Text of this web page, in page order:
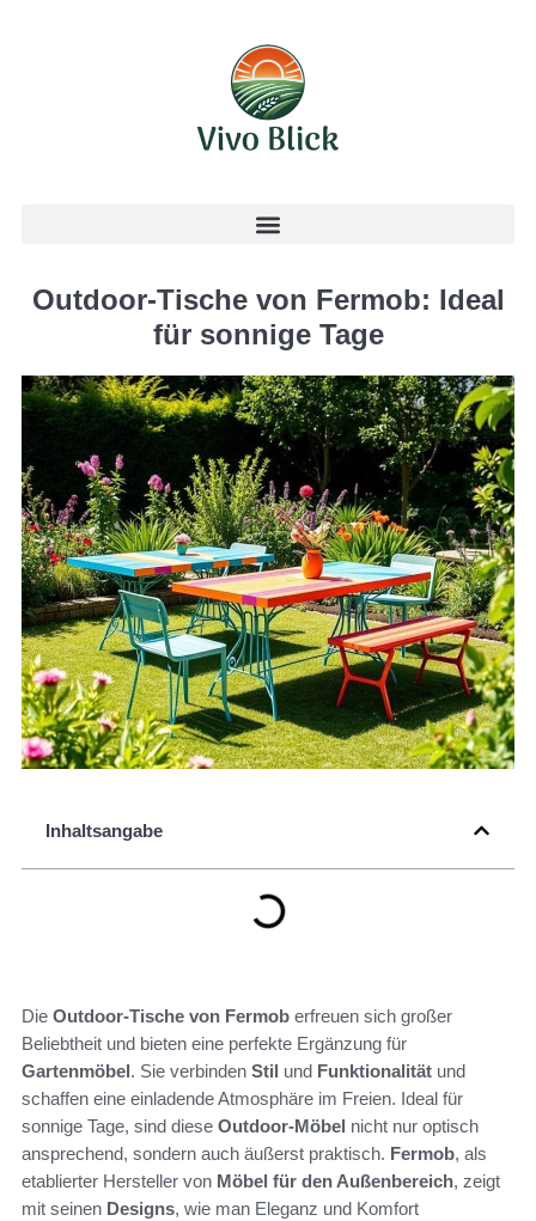
Outdoor-Tische von Fermob: Ideal
für sonnige Tage
Inhaltsangabe
Die Outdoor-Tische von Fermob erfreuen sich großer
Beliebtheit und bieten eine perfekte Ergänzung für
Gartenmöbel. Sie verbinden Stil und Funktionalität und
schaffen eine einladende Atmosphäre im Freien. Ideal für
sonnige Tage, sind diese Outdoor-Möbel nicht nur optisch
ansprechend, sondern auch äußerst praktisch. Fermob, als
etablierter Hersteller von Möbel für den Außenbereich, zeigt
mit seinen Designs, wie man Eleganz und Komfort